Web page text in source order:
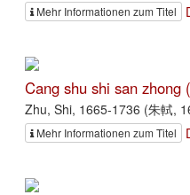
Mehr Informationen zum Titel
Cang shu shi san zhong
Zhu, Shi, 1665-1736 (朱軾,
Mehr Informationen zum Titel